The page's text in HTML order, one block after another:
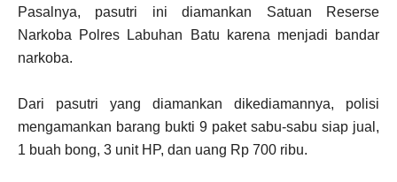
Pasalnya, pasutri ini diamankan Satuan Reserse
Narkoba Polres Labuhan Batu karena menjadi bandar
narkoba.
Dari pasutri yang diamankan dikediamannya, polisi
mengamankan barang bukti 9 paket sabu-sabu siap jual,
1 buah bong, 3 unit HP, dan uang Rp 700 ribu.